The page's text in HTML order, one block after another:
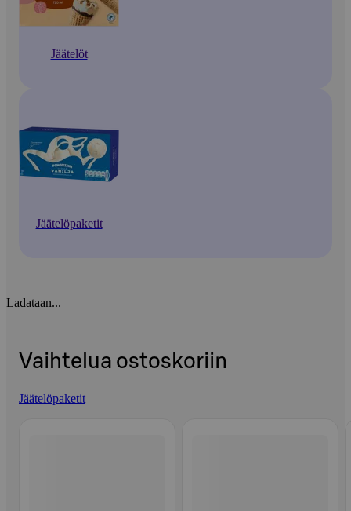
Jäätelöt
Jäätelöpaketit
Ladataan...
Vaihtelua ostoskoriin
Jäätelöpaketit